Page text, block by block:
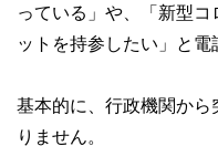
っている」や、「新型
ットを持参したい」と電
基本的に、行政機関か
りません。